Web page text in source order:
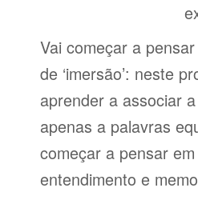
Vai começar a
de ‘imersão’: neste
aprender a associar
apenas a palavras
começar a pensar
entendimento e